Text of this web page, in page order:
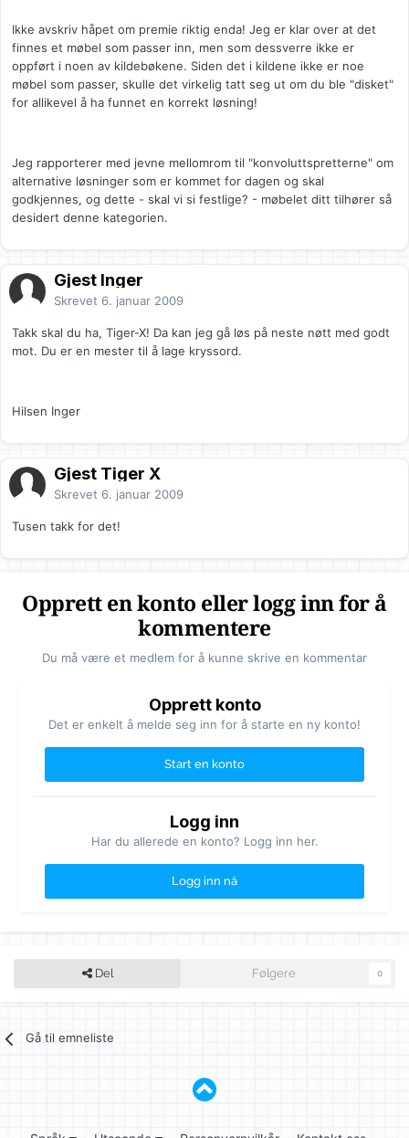
Ikke avskriv håpet om premie riktig enda! Jeg er klar over at det
finnes et møbel som passer inn, men som dessverre ikke er
oppført i noen av kildebøkene. Siden det i kildene ikke er noe
møbel som passer, skulle det virkelig tatt seg ut om du ble "disket"
for allikevel å ha funnet en korrekt løsning!
Jeg rapporterer med jevne mellomrom til "konvoluttspretterne" om
alternative løsninger som er kommet for dagen og skal
godkjennes, og dette - skal vi si festlige? - møbelet ditt tilhører så
desidert denne kategorien.
Gjest Inger
Skrevet 6. januar 2009
Takk skal du ha, Tiger-X! Da kan jeg gå løs på neste nøtt med godt
mot. Du er en mester til å lage kryssord.
Hilsen Inger
Gjest Tiger X
Skrevet 6. januar 2009
Tusen takk for det!
Opprett en konto eller logg inn for å
kommentere
Du må være et medlem for å kunne skrive en kommentar
Opprett konto
Det er enkelt å melde seg inn for å starte en ny konto!
Start en konto
Logg inn
Har du allerede en konto? Logg inn her.
Logg inn nå
Del Følgere 0
Gå til emneliste